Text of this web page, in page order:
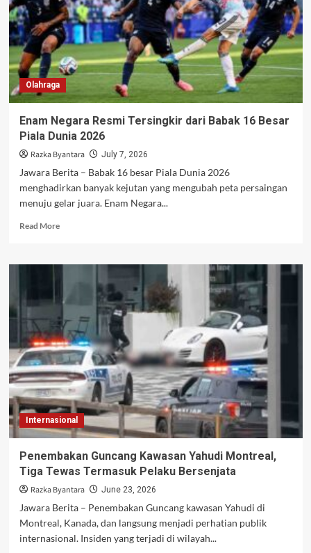
Olahraga
Enam Negara Resmi Tersingkir dari Babak 16 Besar
Piala Dunia 2026
Razka Byantara July 7, 2026
Jawara Berita – Babak 16 besar Piala Dunia 2026
menghadirkan banyak kejutan yang mengubah peta persaingan
menuju gelar juara. Enam Negara...
Read MoreRead
Enam
Tersingkir
dari
Babak
16
Besar
Piala
Dunia
2026
Internasional
Penembakan Guncang Kawasan Yahudi Montreal,
Tiga Tewas Termasuk Pelaku Bersenjata
Razka Byantara June 23, 2026
Jawara Berita – Penembakan Guncang kawasan Yahudi di
Montreal, Kanada, dan langsung menjadi perhatian publik
internasional. Insiden yang terjadi di wilayah...